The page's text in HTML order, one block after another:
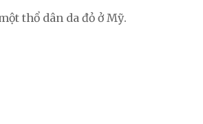
thổ dân da đỏ ở Mỹ.